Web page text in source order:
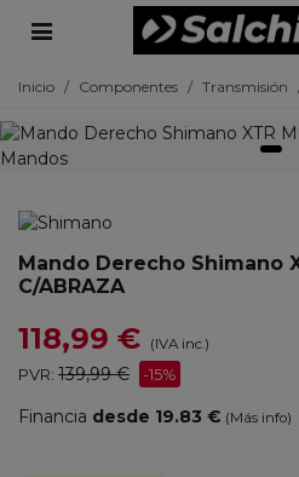
Inicio / Componentes / Transmisión
Mando Derecho Shimano
C/ABRAZA
118,99 € (IVA inc.)
PVR: 139,99 € -15%
Financia desde 19.83 € (Más info)